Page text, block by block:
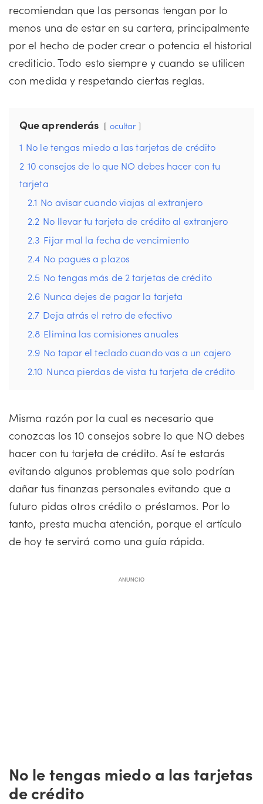
recomiendan que las personas tengan por lo
menos una de estar en su cartera, principalmente
por el hecho de poder crear o potencia el historial
crediticio. Todo esto siempre y cuando se utilicen
con medida y respetando ciertas reglas.
Que aprenderás ocultar
1 No le tengas miedo a las tarjetas de crédito
2 10 consejos de lo que NO debes hacer con tu
tarjeta
2.1 No avisar cuando viajas al extranjero
2.2 No llevar tu tarjeta de crédito al extranjero
2.3 Fijar mal la fecha de vencimiento
2.4 No pagues a plazos
2.5 No tengas más de 2 tarjetas de crédito
2.6 Nunca dejes de pagar la tarjeta
2.7 Deja atrás el retro de efectivo
2.8 Elimina las comisiones anuales
2.9 No tapar el teclado cuando vas a un cajero
2.10 Nunca pierdas de vista tu tarjeta de crédito
Misma razón por la cual es necesario que
conozcas los 10 consejos sobre lo que NO debes
hacer con tu tarjeta de crédito. Así te estarás
evitando algunos problemas que solo podrían
dañar tus finanzas personales evitando que a
futuro pidas otros crédito o préstamos. Por lo
tanto, presta mucha atención, porque el artículo
de hoy te servirá como una guía rápida.
ANUNCIO
No le tengas miedo a las tarjetas
de crédito